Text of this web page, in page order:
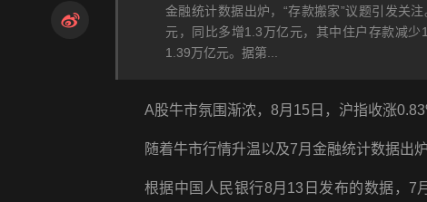
金融统计数据出炉，“存款搬家”议题引发关
元，同比多增1.3万亿元，其中住户存款减
1.39万亿元。据第...
A股牛市氛围渐浓，8月15日，沪指收涨
随着牛市行情升温以及7月金融统计数据出
根据中国人民银行8月13日发布的数据，7